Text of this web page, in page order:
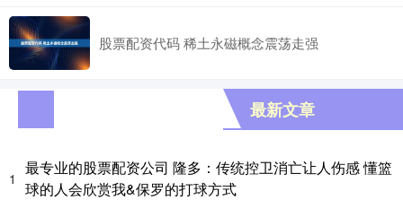
股票配资代码 稀土永磁概念震荡走强
最新文章
1
最专业的股票配资公司 隆多：传统控卫消亡让人伤感 懂篮
球的人会欣赏我&保罗的打球方式